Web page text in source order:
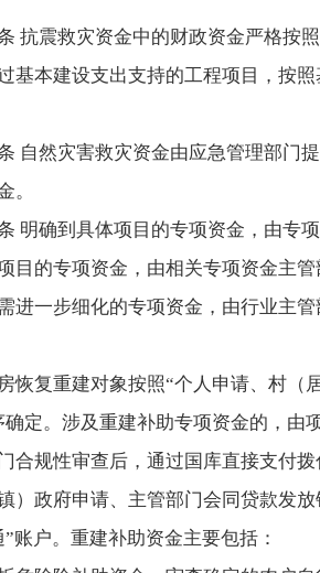
抗震救灾资金中的财政资金严格按
基本建设支出支持的工程项目，按
自然灾害救灾资金由应急管理部门
。
明确到具体项目的专项资金，由专
目的专项资金，由相关专项资金主
进一步细化的专项资金，由行业主
恢复重建对象按照“个人申请、村（
确定。涉及重建补助专项资金的，由
合规性审查后，通过国库直接支付
）政府申请、主管部门会同贷款发
账户。重建补助资金主要包括：